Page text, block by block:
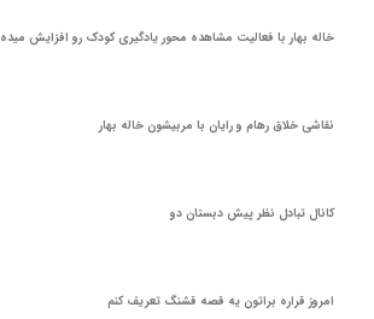
خاله بهار با فعالیت مشاهده محور یادگیری کودک رو افزایش میده
نقاشی خلاق رهام و رایان با مربیشون خاله بهار
کانال تبادل نظر پیش دبستان دو
امروز قراره براتون یه قصه قشنگ تعریف کنم